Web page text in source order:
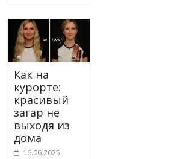
Как на
курорте:
красивый
загар не
выходя из
дома
16.06.2025